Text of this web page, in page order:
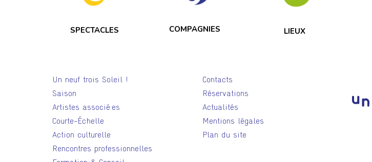
SPECTACLES COMPAGNIES LIEUX
Un neuf trois Soleil !
Saison
Artistes associé·es
Courte-Échelle
Action culturelle
Rencontres professionnelles
Contacts
Réservations
Actualités
Mentions légales
Plan du site